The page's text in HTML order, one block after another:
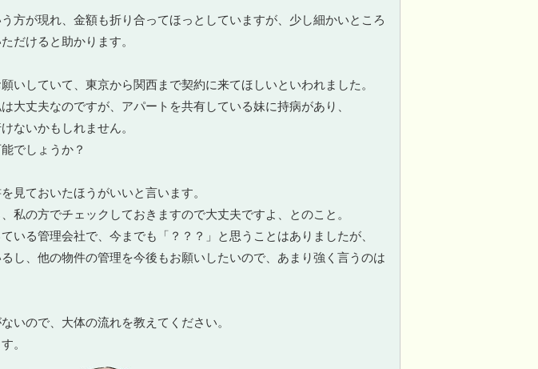
方が現れ、金額も折り合ってほっとしていますが、少し細かいところ
だけると助かります。
いしていて、東京から関西まで契約に来てほしいといわれました。
大丈夫なのですが、アパートを共有している妹に持病があり、
ないかもしれません。
でしょうか？
見ておいたほうがいいと言います。
私の方でチェックしておきますので大丈夫ですよ、とのこと。
いる管理会社で、今までも「？？？」と思うことはありましたが、
し、他の物件の管理を今後もお願いしたいので、あまり強く言うのは
いので、大体の流れを教えてください。
。